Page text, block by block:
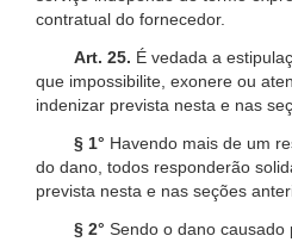
contratual do fornecedor.
Art. 25. É vedada a
que impossibilite, exonere ou
indenizar prevista nesta e nas
§ 1° Havendo mais de um
do dano, todos responderão
prevista nesta e nas seções
§ 2° Sendo o dano causado